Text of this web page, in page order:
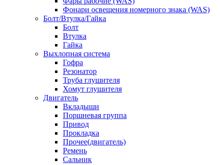
Фонари освещения номерного знака (WAS)
Болт/Втулка/Гайка
Болт
Втулка
Гайка
Выхлопная система
Гофра
Резонатор
Труба глушителя
Хомут глушителя
Двигатель
Вкладыши
Поршневая группа
Привод
Прокладка
Прочее(двигатель)
Ремень
Сальник